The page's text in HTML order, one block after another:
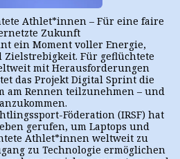
Athlet*innen – Für eine faire
Zukunft
ein Moment voller Energie,
Zielstrebigkeit. Für geflüchtete
mit Herausforderungen
das Projekt Digital Sprint die
am Rennen teilzunehmen – und
Föderation (IRSF) hat
gerufen, um Laptops und
Athlet*innen weltweit zu
zu Technologie ermöglichen